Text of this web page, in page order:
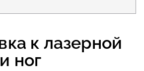
к лазерной
ног